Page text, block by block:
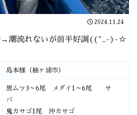
2024.11.24
→潮流れないが前半好調((^_-)-☆
島本様（袖ヶ浦市）
黒ムツ3～6尾 メダイ1～6尾 サ
バ
鬼カサゴ1尾 沖カサゴ